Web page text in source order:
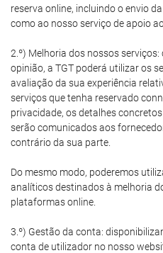
reserva online, incluindo o envio
como ao nosso serviço de apoio
2.º) Melhoria dos nossos
opinião, a TGT poderá utilizar os
avaliação da sua experiência
serviços que tenha reservado
privacidade, os detalhes
serão comunicados aos
contrário da sua parte.
Do mesmo modo, poderemos
analíticos destinados à melhoria
plataformas online.
3.º) Gestão da conta:
conta de utilizador no nosso